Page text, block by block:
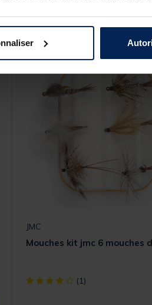
JMC
Mouches kit jmc 6 mouches
[object Object] out of 5
(1)